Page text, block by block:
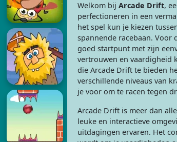
Welkom bij Arcade Drift,
perfectioneren in een
het spel kun je kiezen
spannende racebaan. Voor
goed startpunt met zijn
vertrouwen en vaardigheid
die Arcade Drift te bieden
verschillende niveaus van
je voor om te racen tegen
Arcade Drift is meer dan
leuke en interactieve
uitdagingen ervaren. Het